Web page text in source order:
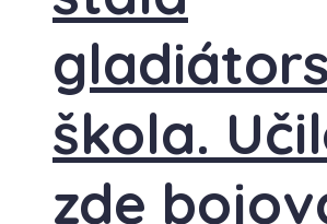
škola.
zde